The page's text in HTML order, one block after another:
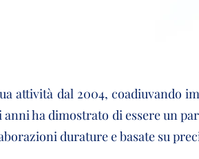
attività dal 2004, coadiuvando
ha dimostrato di essere un
durature e basate su